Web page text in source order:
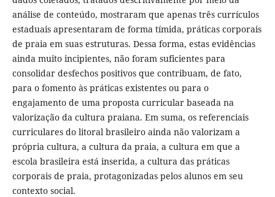
análise de conteúdo, mostraram que apenas três currículos
estaduais apresentaram de forma tímida, práticas corporais
de praia em suas estruturas. Dessa forma, estas evidências
ainda muito incipientes, não foram suficientes para
consolidar desfechos positivos que contribuam, de fato,
para o fomento às práticas existentes ou para o
engajamento de uma proposta curricular baseada na
valorização da cultura praiana. Em suma, os referenciais
curriculares do litoral brasileiro ainda não valorizam a
própria cultura, a cultura da praia, a cultura em que a
escola brasileira está inserida, a cultura das práticas
corporais de praia, protagonizadas pelos alunos em seu
contexto social.